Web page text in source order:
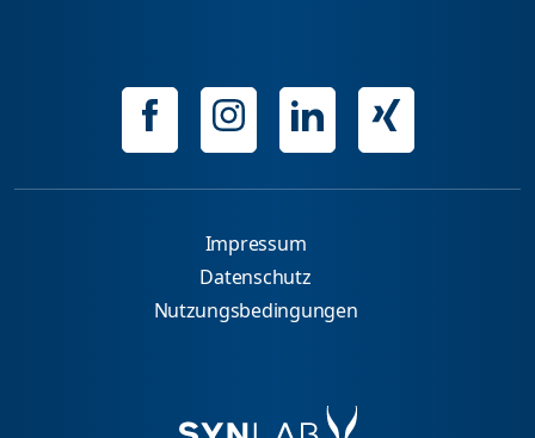
Impressum
Datenschutz
Nutzungsbedingungen